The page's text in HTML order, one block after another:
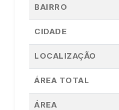
BAIRRO
CIDADE
LOCALIZAÇÃO
ÁREA TOTAL
ÁREA